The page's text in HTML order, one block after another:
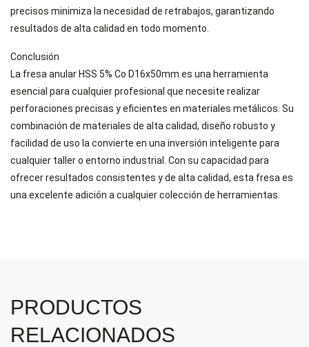
precisos minimiza la necesidad de retrabajos, garantizando
resultados de alta calidad en todo momento.
Conclusión
La fresa anular HSS 5% Co D16x50mm es una herramienta
esencial para cualquier profesional que necesite realizar
perforaciones precisas y eficientes en materiales metálicos. Su
combinación de materiales de alta calidad, diseño robusto y
facilidad de uso la convierte en una inversión inteligente para
cualquier taller o entorno industrial. Con su capacidad para
ofrecer resultados consistentes y de alta calidad, esta fresa es
una excelente adición a cualquier colección de herramientas.
PRODUCTOS
RELACIONADOS